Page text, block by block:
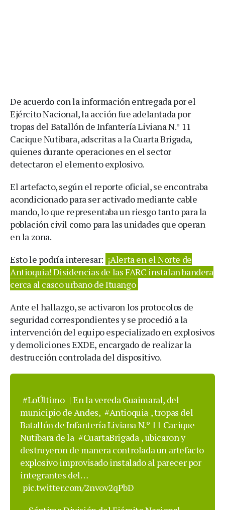
De acuerdo con la información entregada por el
Ejército Nacional, la acción fue adelantada por
tropas del Batallón de Infantería Liviana N.° 11
Cacique Nutibara, adscritas a la Cuarta Brigada,
quienes durante operaciones en el sector
detectaron el elemento explosivo.
El artefacto, según el reporte oficial, se encontraba
acondicionado para ser activado mediante cable
mando, lo que representaba un riesgo tanto para la
población civil como para las unidades que operan
en la zona.
Esto le podría interesar: ¡Alerta en el Norte de
Antioquia! Disidencias de las FARC instalan bandera
cerca al casco urbano de Ituango
Ante el hallazgo, se activaron los protocolos de
seguridad correspondientes y se procedió a la
intervención del equipo especializado en explosivos
y demoliciones EXDE, encargado de realizar la
destrucción controlada del dispositivo.
#LoÚltimo | En la vereda Guaimaral, del
municipio de Andes, #Antioquia , tropas del
Batallón de Infantería Liviana N.º 11 Cacique
Nutibara de la #CuartaBrigada , ubicaron y
destruyeron de manera controlada un artefacto
explosivo improvisado instalado al parecer por
integrantes del…
pic.twitter.com/2nvov2qPbD